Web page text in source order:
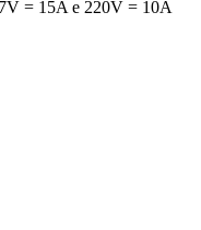
= 15A e 220V = 10A